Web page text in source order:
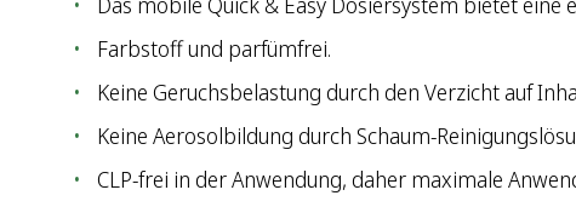
Farbstoff und parfümfrei.
Keine Geruchsbelastung durch den Verzicht auf
Keine Aerosolbildung durch Schaum-
CLP-frei in der Anwendung, daher maximale